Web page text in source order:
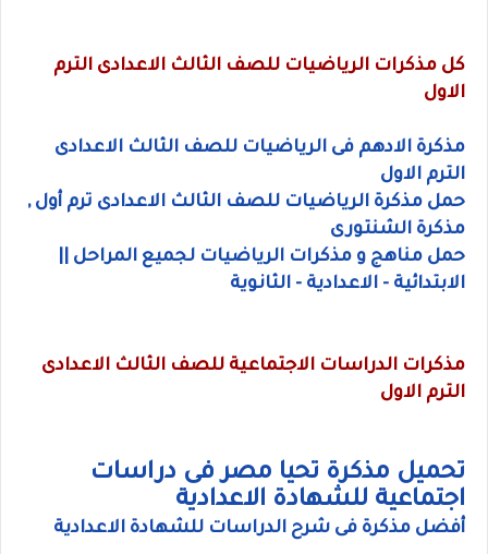
كل مذكرات الرياضيات للصف الثالث الاعدادى الترم
الاول
مذكرة الادهم فى الرياضيات للصف الثالث الاعدادى
الترم الاول
حمل مذكرة الرياضيات للصف الثالث الاعدادى ترم أول ,
مذكرة الشنتورى
حمل مناهج و مذكرات الرياضيات لجميع المراحل ||
الابتدائية - الاعدادية - الثانوية
مذكرات الدراسات الاجتماعية للصف الثالث الاعدادى
الترم الاول
تحميل مذكرة تحيا مصر فى دراسات
اجتماعية للشهادة الاعدادية
أفضل مذكرة فى شرح الدراسات للشهادة الاعدادية